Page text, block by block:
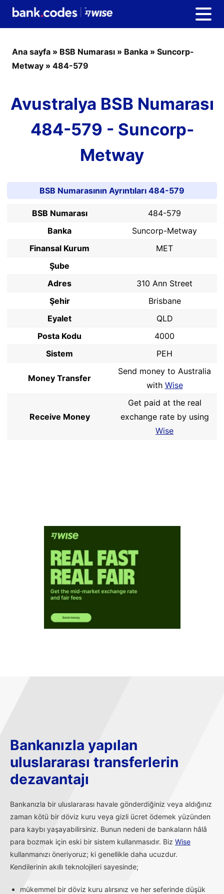
Ana sayfa » BSB Numarası » Banka » Suncorp-
Metway » 484-579
Avustralya BSB Numarası
484-579 - Suncorp-
Metway
BSB Numarasının Ayrıntıları 484-579
BSB Numarası
484-579
Banka
Suncorp-Metway
Finansal Kurum
MET
Şube
Adres
310 Ann Street
Şehir
Brisbane
Eyalet
QLD
Posta Kodu
4000
Sistem
PEH
Money Transfer
Send money to Australia
with Wise
Receive Money
Get paid at the real
exchange rate by using
Wise
Bankanızla yapılan
uluslararası transferlerin
dezavantajı
Bankanızla bir uluslararası havale gönderdiğiniz veya aldığınız
zaman kötü bir döviz kuru veya gizli ücret ödemek yüzünden
para kaybı yaşayabilirsiniz. Bunun nedeni de bankaların hâlâ
para bozmak için eski bir sistem kullanmasıdır. Biz Wise
kullanmanızı öneriyoruz; ki genellikle daha ucuzdur.
Kendilerinin akıllı teknolojileri sayesinde;
mükemmel bir döviz kuru alırsınız ve her seferinde düşük